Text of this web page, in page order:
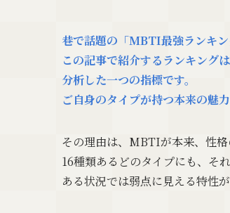
巷で話題の「MBTI最強ランキン
この記事で紹介するランキング
分析した一つの指標です。
ご自身のタイプが持つ本来の魅
その理由は、MBTIが本来、性格
16種類あるどのタイプにも、そ
ある状況では弱点に見える特性